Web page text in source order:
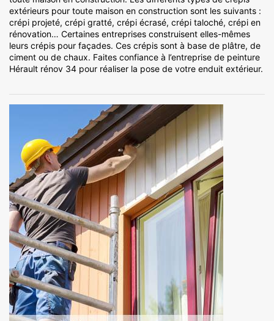
extérieurs pour toute maison en construction sont les suivants :
crépi projeté, crépi gratté, crépi écrasé, crépi taloché, crépi en
rénovation… Certaines entreprises construisent elles-mêmes
leurs crépis pour façades. Ces crépis sont à base de plâtre, de
ciment ou de chaux. Faites confiance à l’entreprise de peinture
Hérault rénov 34 pour réaliser la pose de votre enduit extérieur.